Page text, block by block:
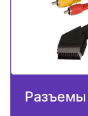
Разъемы